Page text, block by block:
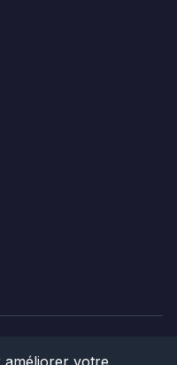
droits réservés.
améliorer votre